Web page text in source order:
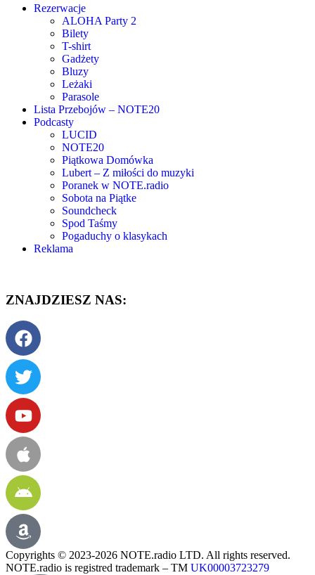
Rezerwacje
ALOHA Party 2
Bilety
T-shirt
Gadżety
Bluzy
Leżaki
Parasole
Lista Przebojów – NOTE20
Podcasty
LUCID
NOTE20
Piątkowa Domówka
Lubert – Z miłości do muzyki
Poranek w NOTE.radio
Sobota na Piątke
Soundcheck
Spod Taśmy
Pogaduchy o klasykach
Reklama
ZNAJDZIESZ NAS:
Copyrights © 2023-2026 NOTE.radio LTD. All rights reserved.
NOTE.radio is registred trademark – TM UK00003723279